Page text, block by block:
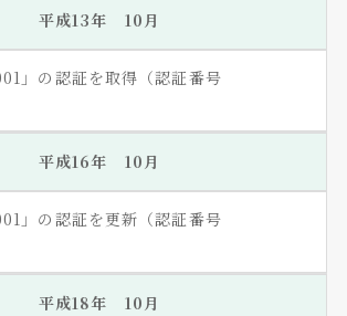
平成13年 10月
」の認証を取得（認証番号
平成16年 10月
」の認証を更新（認証番号
平成18年 10月